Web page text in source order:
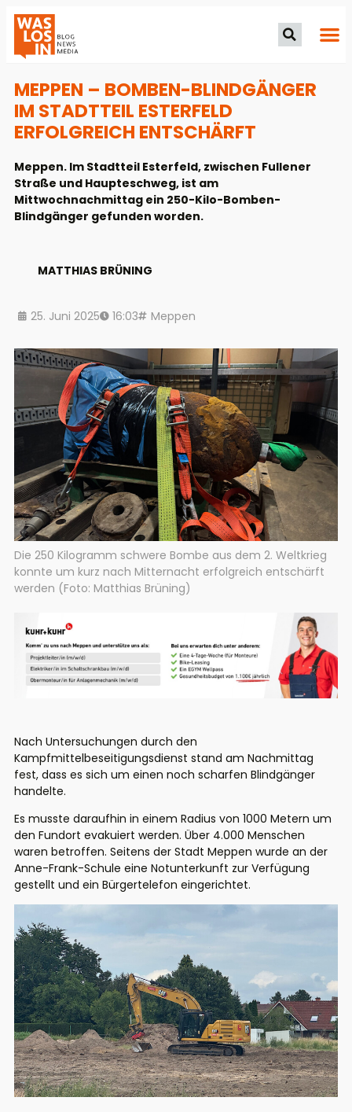
MEPPEN – BOMBEN-BLINDGÄNGER
IM STADTTEIL ESTERFELD
ERFOLGREICH ENTSCHÄRFT
Meppen. Im Stadtteil Esterfeld, zwischen Fullener
Straße und Haupteschweg, ist am
Mittwochnachmittag ein 250-Kilo-Bomben-
Blindgänger gefunden worden.
MATTHIAS BRÜNING
25. Juni 2025 16:03 Meppen
Die 250 Kilogramm schwere Bombe aus dem 2. Weltkrieg
konnte um kurz nach Mitternacht erfolgreich entschärft
werden (Foto: Matthias Brüning)
Nach Untersuchungen durch den
Kampfmittelbeseitigungsdienst stand am Nachmittag
fest, dass es sich um einen noch scharfen Blindgänger
handelte.
Es musste daraufhin in einem Radius von 1000 Metern um
den Fundort evakuiert werden. Über 4.000 Menschen
waren betroffen. Seitens der Stadt Meppen wurde an der
Anne-Frank-Schule eine Notunterkunft zur Verfügung
gestellt und ein Bürgertelefon eingerichtet.